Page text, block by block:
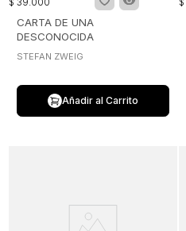
CARTA DE UNA
DESCONOCIDA
STEFAN ZWEIG
Añadir al Carrito